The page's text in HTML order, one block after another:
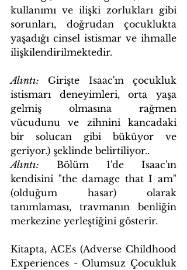
kullanımı ve ilişki zorlukları gibi
sorunları, doğrudan çocuklukta
yaşadığı cinsel istismar ve ihmalle
ilişkilendirilmektedir.
Alıntı: Girişte Isaac'ın çocukluk
istismarı deneyimleri, orta yaşa
gelmiş olmasına rağmen
vücudunu ve zihnini kancadaki
bir solucan gibi büküyor ve
geriyor.) şeklinde belirtiliyor..
Alıntı: Bölüm 1'de Isaac'ın
kendisini "the damage that I am"
(olduğum hasar) olarak
tanımlaması, travmanın benliğin
merkezine yerleştiğini gösterir.
Kitapta, ACEs (Adverse Childhood
Experiences - Olumsuz Çocukluk